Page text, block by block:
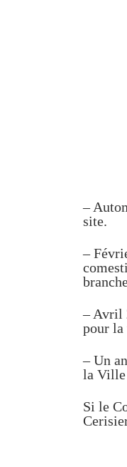
–
site.
–
– Avril
pour la
– Un
la Ville
Si le